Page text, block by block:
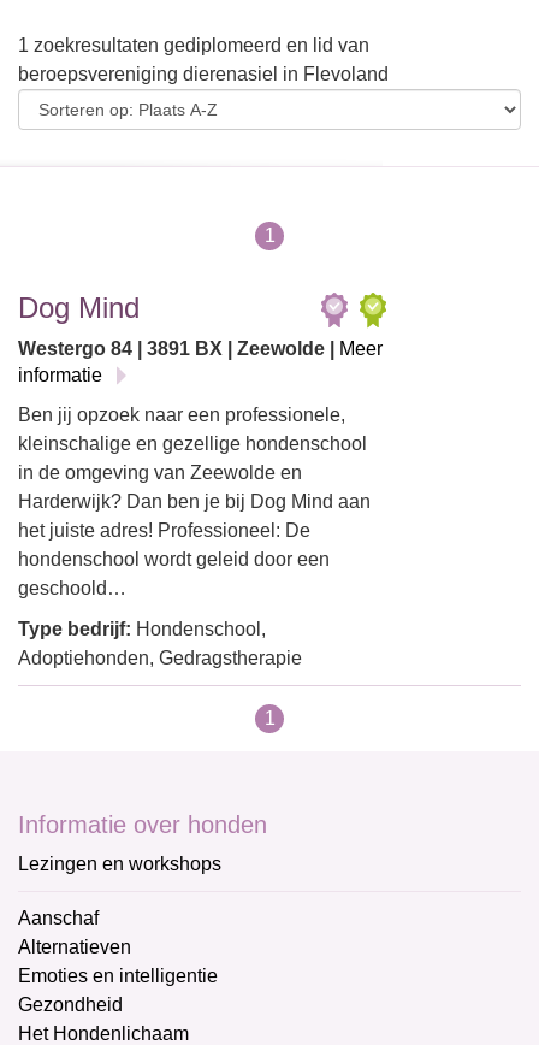
1 zoekresultaten gediplomeerd en lid van
beroepsvereniging dierenasiel in Flevoland
1
Dog Mind
Westergo 84 | 3891 BX | Zeewolde |
Meer
informatie
Ben jij opzoek naar een professionele,
kleinschalige en gezellige hondenschool
in de omgeving van Zeewolde en
Harderwijk? Dan ben je bij Dog Mind aan
het juiste adres! Professioneel: De
hondenschool wordt geleid door een
geschoold…
Type bedrijf: Hondenschool,
Adoptiehonden, Gedragstherapie
1
Informatie over honden
Lezingen en workshops
Aanschaf
Alternatieven
Emoties en intelligentie
Gezondheid
Het Hondenlichaam